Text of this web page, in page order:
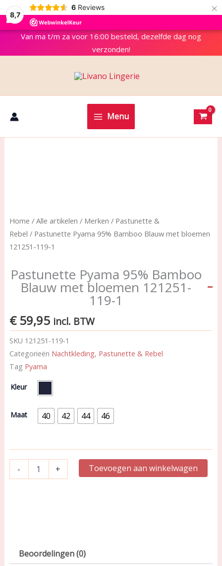
8,7
6 Reviews ×
Van ma t/m za voor 16:00 besteld, dezelfde dag nog
verzonden!
Menu
Home / Alle artikelen / Merken / Pastunette &
Rebel / Pastunette Pyama 95% Bamboo Blauw met bloemen
121251-119-1
Pastunette Pyama 95% Bamboo
Blauw met bloemen 121251-
119-1
€59,95 incl. BTW
SKU 121251-119-1
Categorieën Nachtkleding, Pastunette & Rebel
Tag Pyama
Kleur
Maat 40 42 44 46
-
Pastunette
Bamboo
121251-
119-
+ Toevoegen aan winkelwagen
Beoordelingen (0)